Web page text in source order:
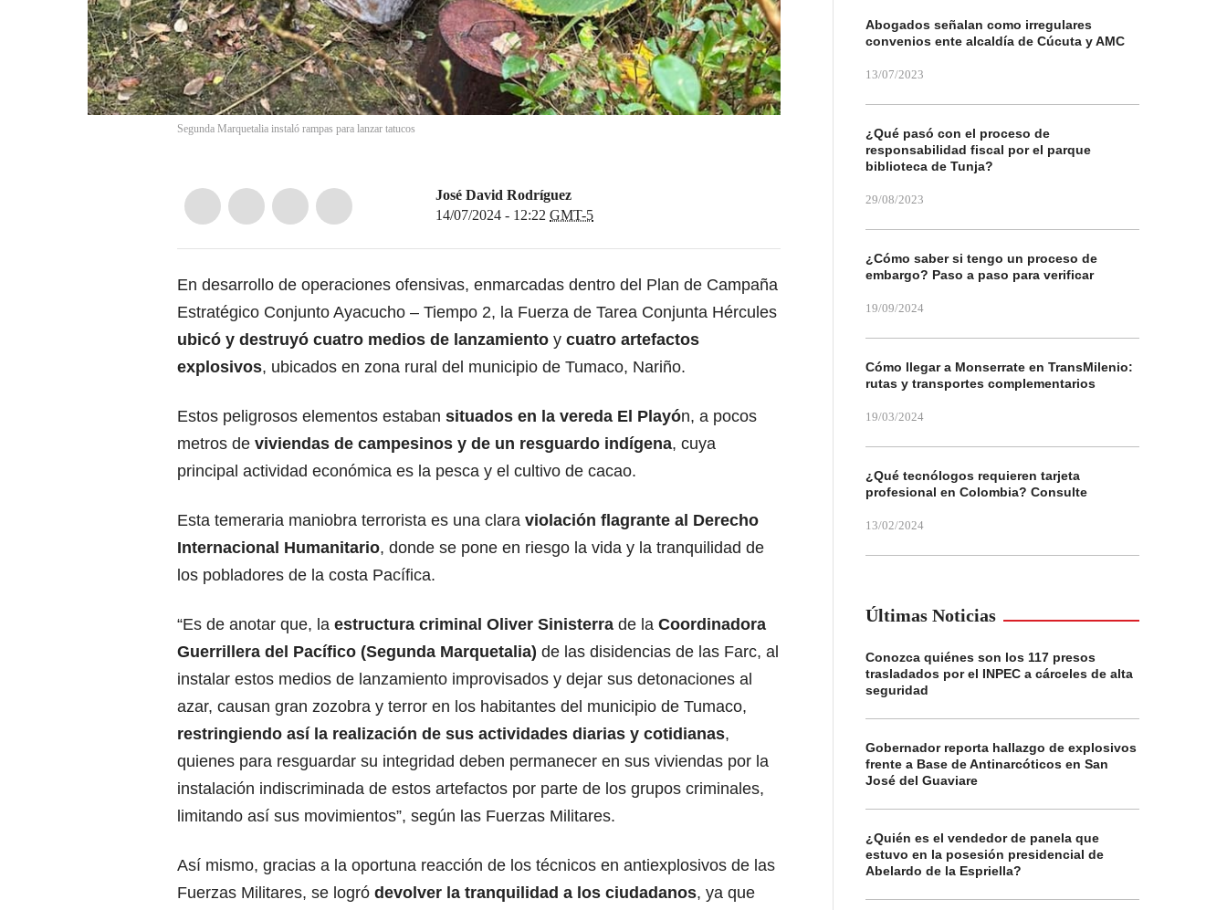
Segunda Marquetalia instaló rampas para lanzar tatucos
José David Rodríguez
14/07/2024 - 12:22 GMT-5
En desarrollo de operaciones ofensivas, enmarcadas dentro del Plan de Campaña
Estratégico Conjunto Ayacucho – Tiempo 2, la Fuerza de Tarea Conjunta Hércules
ubicó y destruyó cuatro medios de lanzamiento y cuatro artefactos
explosivos, ubicados en zona rural del municipio de Tumaco, Nariño.
Estos peligrosos elementos estaban situados en la vereda El Playón, a pocos
metros de viviendas de campesinos y de un resguardo indígena, cuya
principal actividad económica es la pesca y el cultivo de cacao.
Esta temeraria maniobra terrorista es una clara violación flagrante al Derecho
Internacional Humanitario, donde se pone en riesgo la vida y la tranquilidad de
los pobladores de la costa Pacífica.
“Es de anotar que, la estructura criminal Oliver Sinisterra de la Coordinadora
Guerrillera del Pacífico (Segunda Marquetalia) de las disidencias de las Farc, al
instalar estos medios de lanzamiento improvisados y dejar sus detonaciones al
azar, causan gran zozobra y terror en los habitantes del municipio de Tumaco,
restringiendo así la realización de sus actividades diarias y cotidianas,
quienes para resguardar su integridad deben permanecer en sus viviendas por la
instalación indiscriminada de estos artefactos por parte de los grupos criminales,
limitando así sus movimientos”, según las Fuerzas Militares.
Así mismo, gracias a la oportuna reacción de los técnicos en antiexplosivos de las
Fuerzas Militares, se logró devolver la tranquilidad a los ciudadanos, ya que
Abogados señalan como irregulares
convenios ente alcaldía de Cúcuta y AMC
13/07/2023
¿Qué pasó con el proceso de
responsabilidad fiscal por el parque
biblioteca de Tunja?
29/08/2023
¿Cómo saber si tengo un proceso de
embargo? Paso a paso para verificar
19/09/2024
Cómo llegar a Monserrate en TransMilenio:
rutas y transportes complementarios
19/03/2024
¿Qué tecnólogos requieren tarjeta
profesional en Colombia? Consulte
13/02/2024
Últimas Noticias
Conozca quiénes son los 117 presos
trasladados por el INPEC a cárceles de alta
seguridad
Gobernador reporta hallazgo de explosivos
frente a Base de Antinarcóticos en San
José del Guaviare
¿Quién es el vendedor de panela que
estuvo en la posesión presidencial de
Abelardo de la Espriella?